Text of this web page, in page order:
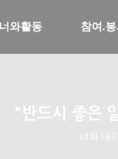
너와활동 참여.
"반드시 좋은
너와 내